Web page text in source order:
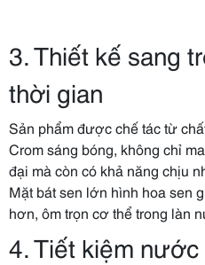
3. Thiết kế sang
thời gian
Sản phẩm được chế tác từ
Crom sáng bóng, không chỉ
đại mà còn có khả năng chịu
Mặt bát sen lớn hình hoa sen
hơn, ôm trọn cơ thể trong làn
4. Tiết kiệm